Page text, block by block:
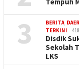
Tempuh
3 BERITA,
TERKINI
Disdik
Sekolah
LKS